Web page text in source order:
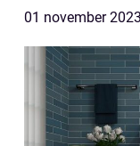
01 november 2023